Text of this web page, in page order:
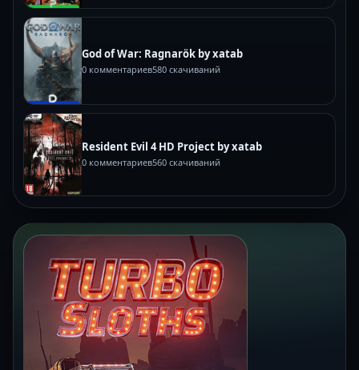
God of War: Ragnarök by xatab
0 комментариев580 скачиваний
Resident Evil 4 HD Project by xatab
0 комментариев560 скачиваний